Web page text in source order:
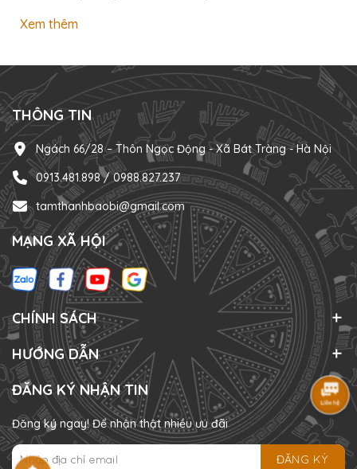
bạn: Thiết kế bao bì nhận diện thương hiệu riêng In ấn
để gói hàng — Bao bì đẹp để bán được giá cao! Inbox ngay
để xem mẫu thực...
Xem thêm
THÔNG TIN
Ngách 66/28 – Thôn Ngọc Động - Xã Bát Tràng - Hà Nội
0913.481.898 / 0988.827.237
tamthanhbaobi@gmail.com
MẠNG XÃ HỘI
CHÍNH SÁCH
HƯỚNG DẪN
ĐĂNG KÝ NHẬN TIN
Đăng ký ngay! Để nhận thật nhiều ưu đãi
ĐĂNG KÝ